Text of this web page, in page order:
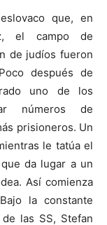
que, en
el campo de
de judíos fueron
después de
uno de los
números de
prisioneros. Un
le tatúa el
da lugar a un
Así comienza
la constante
las SS, Stefan